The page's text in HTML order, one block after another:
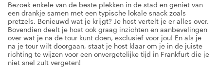
Bezoek enkele van de beste plekken in de stad en geniet van
een drankje samen met een typische lokale snack zoals
pretzels. Benieuwd wat je krijgt? Je host vertelt je er alles over.
Bovendien deelt je host ook graag inzichten en aanbevelingen
over wat je na de tour kunt doen, exclusief voor jou! En als je
na je tour wilt doorgaan, staat je host klaar om je in de juiste
richting te wijzen voor een onvergetelijke tijd in Frankfurt die je
niet snel zult vergeten!